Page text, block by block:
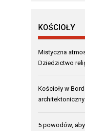
KOŚCIOŁY
Mistyczna
Dziedzictwo
Kościoły w
architektoniczny
5 powodów,